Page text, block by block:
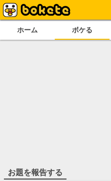
ホーム ボケる
お題を報告する